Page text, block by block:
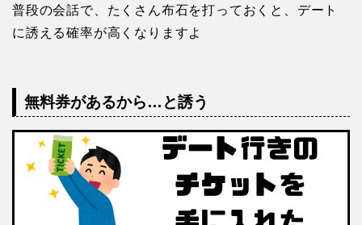
普段の会話で、たくさん布石を打っておくと、デート
に誘える確率が高くなりますよ
無料券があるから…と誘う